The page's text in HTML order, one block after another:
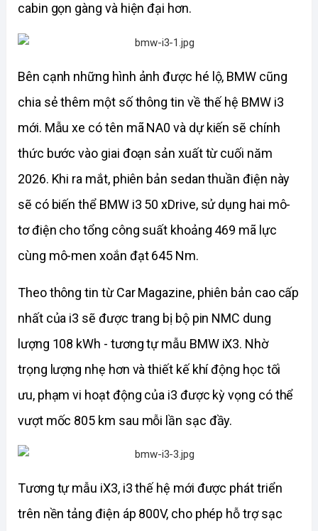
cabin gọn gàng và hiện đại hơn.
Bên cạnh những hình ảnh được hé lộ, BMW cũng
chia sẻ thêm một số thông tin về thế hệ BMW i3
mới. Mẫu xe có tên mã NA0 và dự kiến sẽ chính
thức bước vào giai đoạn sản xuất từ cuối năm
2026. Khi ra mắt, phiên bản sedan thuần điện này
sẽ có biến thể BMW i3 50 xDrive, sử dụng hai mô-
tơ điện cho tổng công suất khoảng 469 mã lực
cùng mô-men xoắn đạt 645 Nm.
Theo thông tin từ Car Magazine, phiên bản cao cấp
nhất của i3 sẽ được trang bị bộ pin NMC dung
lượng 108 kWh - tương tự mẫu BMW iX3. Nhờ
trọng lượng nhẹ hơn và thiết kế khí động học tối
ưu, phạm vi hoạt động của i3 được kỳ vọng có thể
vượt mốc 805 km sau mỗi lần sạc đầy.
Tương tự mẫu iX3, i3 thế hệ mới được phát triển
trên nền tảng điện áp 800V, cho phép hỗ trợ sạc